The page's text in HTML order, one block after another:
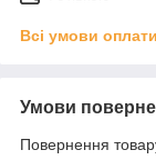
Всі умови оплати
Умови
Повернення